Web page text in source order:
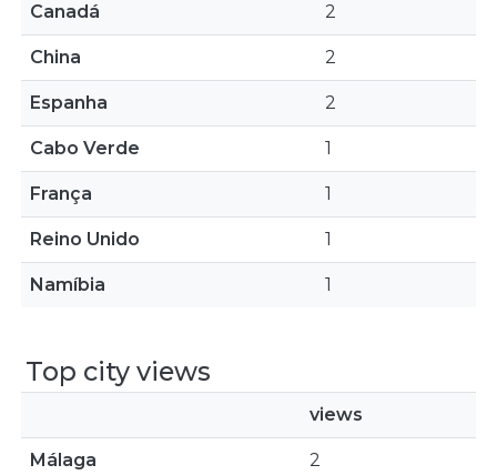
Canadá 2
China 2
Espanha 2
Cabo Verde 1
França 1
Reino Unido 1
Namíbia 1
Top city views
views
Málaga 2